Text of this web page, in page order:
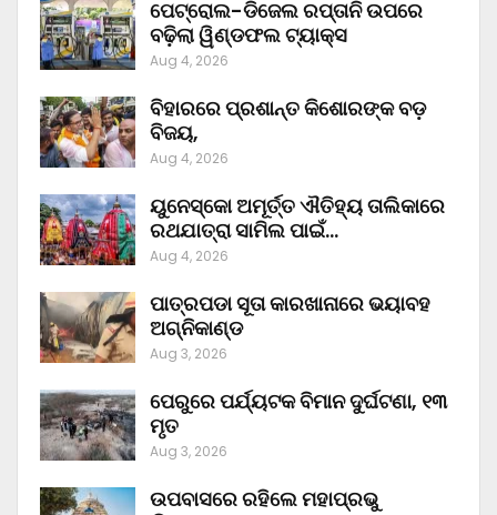
ପେଟ୍ରୋଲ-ଡିଜେଲ ରପ୍ତାନି ଉପରେ
ବଢ଼ିଲା ୱିଣ୍ଡଫଲ ଟ୍ୟାକ୍ସ
Aug 4, 2026
ବିହାରରେ ପ୍ରଶାନ୍ତ କିଶୋରଙ୍କ ବଡ଼
ବିଜୟ,
Aug 4, 2026
ୟୁନେସ୍କୋ ଅମୂର୍ତ୍ତ ଐତିହ୍ୟ ତାଲିକାରେ
ରଥଯାତ୍ରା ସାମିଲ ପାଇଁ…
Aug 4, 2026
ପାତ୍ରପଡା ସୂତା କାରଖାନାରେ ଭୟାବହ
ଅଗ୍ନିକାଣ୍ଡ
Aug 3, 2026
ପେରୁରେ ପର୍ଯ୍ୟଟକ ବିମାନ ଦୁର୍ଘଟଣା, ୧୩
ମୃତ
Aug 3, 2026
ଉପବାସରେ ରହିଲେ ମହାପ୍ରଭୁ